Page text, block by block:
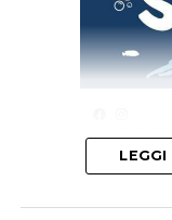
Mercurio è in
LEGGI